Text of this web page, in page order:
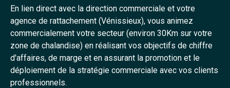
En lien direct avec la direction commerciale et votre
agence de rattachement (Vénissieux), vous animez
commercialement votre secteur (environ 30Km sur votre
zone de chalandise) en réalisant vos objectifs de chiffre
d'affaires, de marge et en assurant la promotion et le
déploiement de la stratégie commerciale avec vos clients
professionnels.